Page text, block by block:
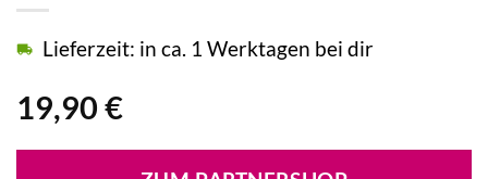
19,90 €
Lieferzeit: in ca. 1 Werktagen bei dir